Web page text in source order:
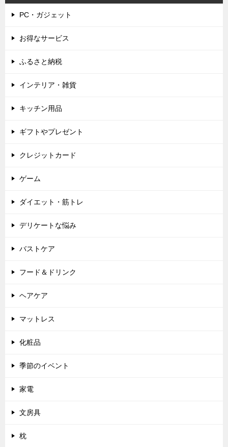
PC・ガジェット
お得なサービス
ふるさと納税
インテリア・雑貨
キッチン用品
ギフトやプレゼント
クレジットカード
ゲーム
ダイエット・筋トレ
デリケートな悩み
バストケア
フード＆ドリンク
ヘアケア
マットレス
化粧品
季節のイベント
家電
文房具
枕